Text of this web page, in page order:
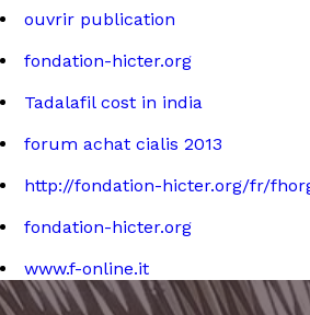
ouvrir publication
fondation-hicter.org
Tadalafil cost in india
forum achat cialis 2013
http://fondation-hicter.org/fr/
fondation-hicter.org
www.f-online.it